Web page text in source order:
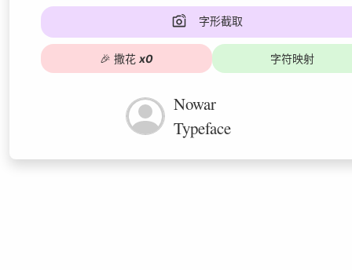
字形截取
🎉 撒花 x0 字符映射
Nowar
Typeface